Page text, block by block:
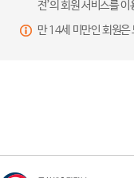
전’의 회원 서비스를
만 14세 미만인 회원